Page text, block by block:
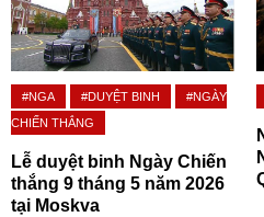
#NGA #DUYỆT BINH
#NGÀY
CHIẾN THẮNG
Lễ duyệt binh Ngày Chiến
thắng 9 tháng 5 năm 2026
tại Moskva